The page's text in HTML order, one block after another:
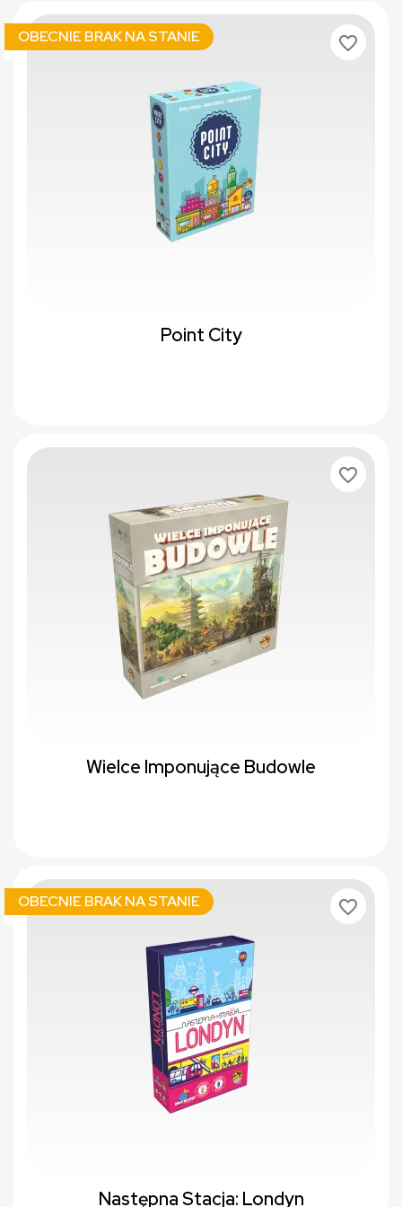
Point City
OBECNIE BRAK NA STANIE favorite_border
Wielce Imponujące Budowle
favorite_border
Następna Stacja: Londyn
OBECNIE BRAK NA STANIE favorite_border